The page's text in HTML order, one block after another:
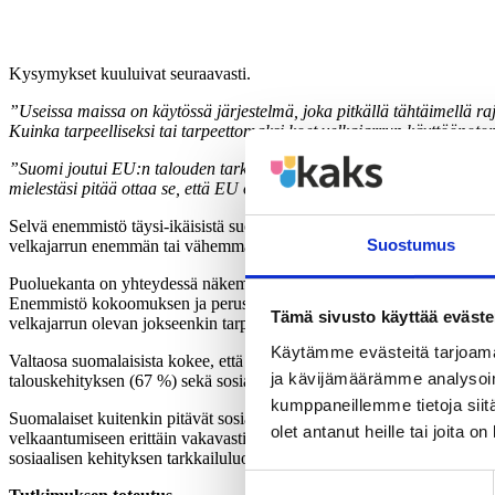
Suostumus
Tämä sivusto käyttää
Käytämme evästeitä
ja kävijämäärämme
kumppaneillemme tietoja
olet antanut heille tai joita
Kysymykset kuuluivat seuraavasti.
”Useissa maissa on käytössä järjestelmä, joka pitkällä tähtäimellä
Kuinka tarpeelliseksi tai tarpeettomaksi koet velkajarrun
”Suomi joutui EU:n talouden tarkkailuluokalle vuoden vaihteessa.
mielestäsi pitää ottaa se, että EU on asettanut Suomen talouden ja
Selvä enemmistö täysi-ikäisistä suomalaisista kokee velkajarrun
velkajarrun enemmän tai vähemmän tarpeettomaksi (18 %).
Puoluekanta on yhteydessä näkemyksiin velkajarrusta. Enemmistö
Enemmistö kokoomuksen ja perussuomalaisten kannattajista kokee
velkajarrun olevan jokseenkin tarpeellinen toimi.
Valtaosa suomalaisista kokee, että Suomessa tulisi ottaa ainakin
talouskehityksen (67 %) sekä sosiaalisen kehityksen (87 %)
Suomalaiset kuitenkin pitävät sosiaalisen kehityksen
velkaantumiseen erittäin vakavasti (27 %), kun sosiaalisen
sosiaalisen kehityksen tarkkailuluokalle päätymisen olevan vakava